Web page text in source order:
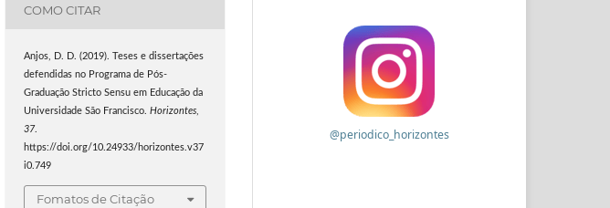
COMO CITAR
Anjos, D. D. (2019). Teses e dissertações
defendidas no Programa de Pós-
Graduação Stricto Sensu em Educação da
Universidade São Francisco.Horizontes,
37.
https://doi.org/10.24933/horizontes.v37
i0.749
Fomatos de Citação
@periodico_horizontes